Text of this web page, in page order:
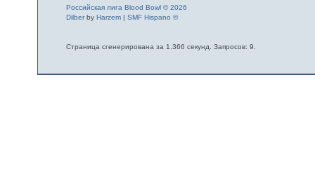
Российская лига Blood Bowl © 2026
Dilberby Harzem| SMF Hispano ©
Страница сгенерирована за 1.366 секунд. Запросов: 9.